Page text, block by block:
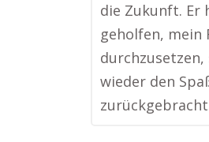
die Zukunft.
geholfen, mein
wieder den